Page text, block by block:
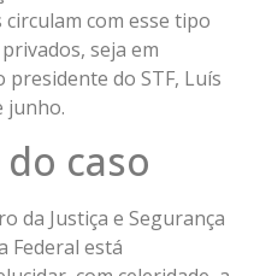
com esse tipo
seja em
presidente do STF, Luís
junho.
caso
da Justiça e Segurança
Federal está